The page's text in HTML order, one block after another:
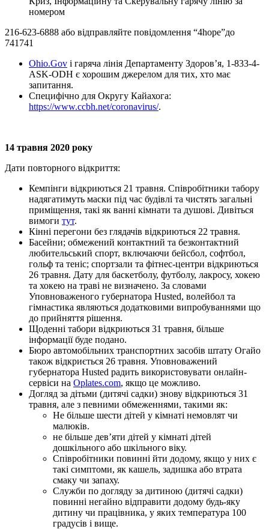
номером
216-623-6888 або відправляйте повідомлення “4hope”до
741741
Ohio.Gov і гаряча лінія Департаменту Здоров’я, 1-833-4-
ASK-ODH є хорошим джерелом для тих, хто має
запитання.
Специфічно для Округу Кайахога:
https://www.ccbh.net/coronavirus/.
14 травня 2020 року
Дати повторного відкриття:
Кемпінги відкриються 21 травня. Співробітники табору
надягатимуть маски під час будівлі та чистять загальні
приміщення, такі як ванні кімнати та душові. Дивіться
вимоги тут.
Кінні перегони без глядачів відкриються 22 травня.
Басейни; обмежений контактний та безконтактний
любительський спорт, включаючи бейсбол, софтбол,
гольф та теніс; спортзали та фітнес-центри відкриються
26 травня. Дату для баскетболу, футболу, лакросу, хокею
та хокею на траві не визначено. За словами
Уповноваженого губернатора Husted, волейбол та
гімнастика являються додатковими випробуваннями що
до прийняття рішення.
Щоденні табори відкриються 31 травня, більше
інформації буде подано.
Бюро автомобільних транспортних засобів штату Огайо
також відкриється 26 травня. Уповноважений
губернатора Husted радить використовувати онлайн-
сервіси на Oplates.com, якщо це можливо.
Догляд за дітьми (дитячі садки) знову відкриються 31
травня, але з певними обмеженнями, такими як:
Не більше шести дітей у кімнаті немовлят чи
малюків.
не більше дев’яти дітей у кімнаті дітей
дошкільного або шкільного віку.
Співробітники повинні йти додому, якщо у них є
такі симптоми, як кашель, задишка або втрата
смаку чи запаху.
Служби по догляду за дитиною (дитячі садки)
повинні негайно відправити додому будь-яку
дитину чи працівника, у яких температура 100
градусів і вище.